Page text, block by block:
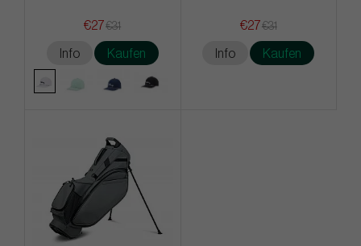
€27€31
Info Kaufen
€27€31
Info Kaufen